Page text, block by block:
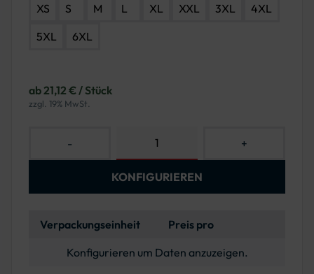
XS
S M L XL XXL 3XL
4XL
5XL
6XL
ab 21,12 € / Stück
zzgl. 19% MwSt.
- +
KONFIGURIEREN
Verpackungseinheit
Preis pro
Konfigurieren um Daten anzuzeigen.